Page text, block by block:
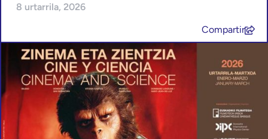
8 urtarrila, 2026
Compartir